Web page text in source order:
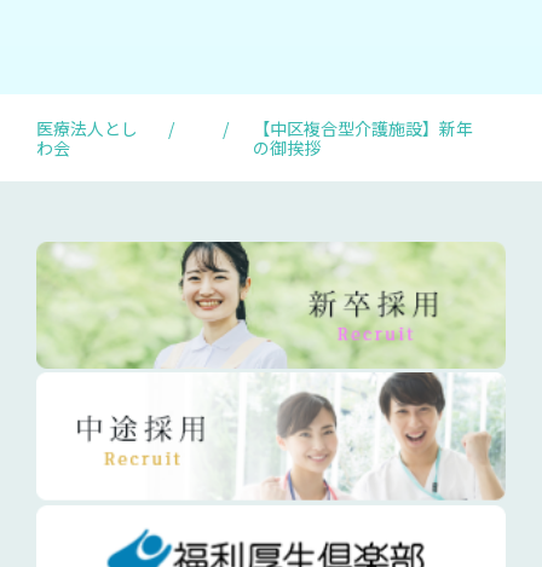
医療法人とし
わ会
/ /
【中区複合型介護施設】新年
の御挨拶